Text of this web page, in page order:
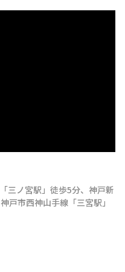
「三ノ宮駅 」 徒歩5分、 神戸新
神戸市西神山手線 「三宮駅 」